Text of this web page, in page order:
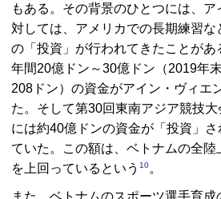
もある。その背景のひとつには、
対しては、アメリカでの長期練習な
の「投資」が行われてきたことが
年間20億ドン～30億ドン（2019年
208ドン）の資金がアイン・ヴィエ
た。そして第30回東南アジア競技
には約40億ドンの資金が「投資」
ていた。この額は、ベトナムの全
を上回っているという 10。
また、ベトナムのスポーツ選手育